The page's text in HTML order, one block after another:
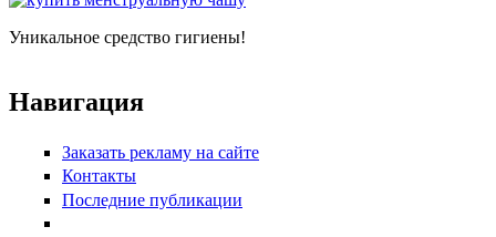
Уникальное средство гигиены!
Навигация
Заказать рекламу на сайте
Контакты
Последние публикации